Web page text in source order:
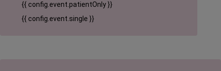
{{ config.event.patientOnly }}
{{ config.event.single }}